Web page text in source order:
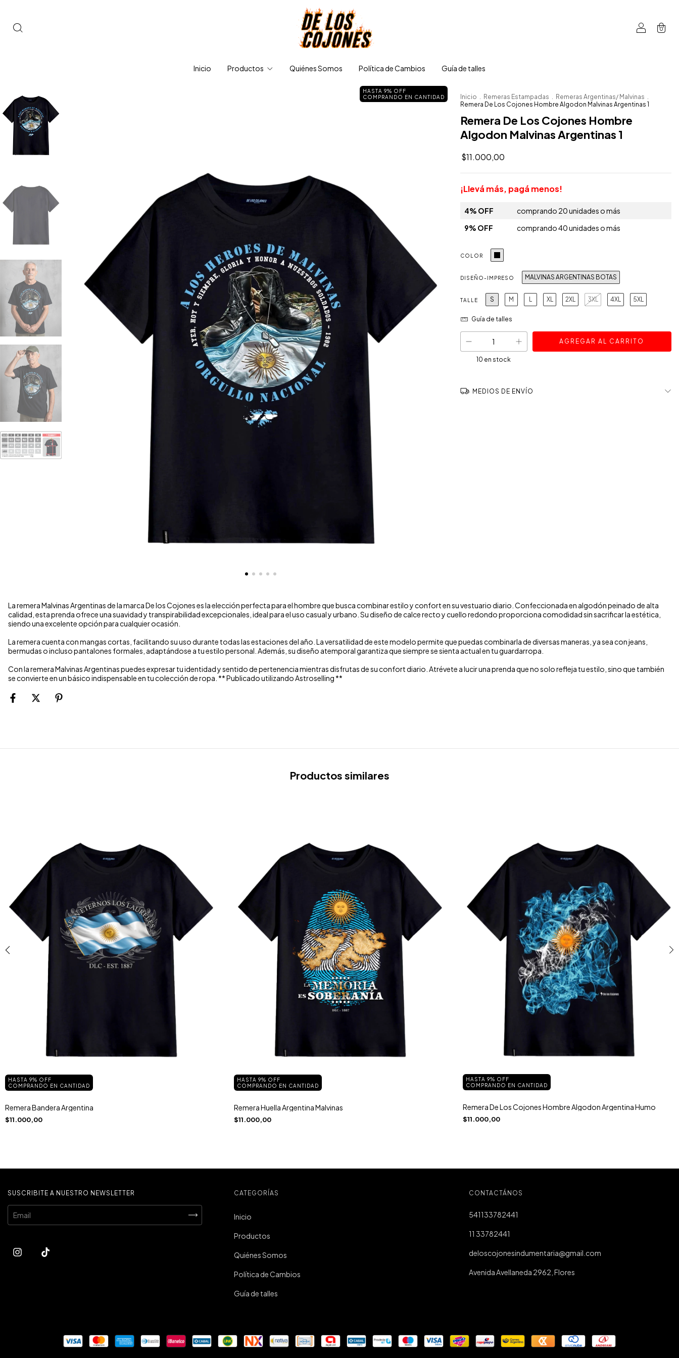
0
Inicio Productos Quiénes Somos Política de Cambios Guía de talles
HASTA 9% OFF
COMPRANDO EN CANTIDAD
Inicio . Remeras Estampadas . Remeras Argentinas/ Malvinas .
Remera De Los Cojones Hombre Algodon Malvinas Argentinas 1
Remera De Los Cojones Hombre
Algodon Malvinas Argentinas 1
$11.000,00
¡Llevá más, pagá menos!
4% OFF
comprando 20 unidades o más
9% OFF
comprando 40 unidades o más
COLOR
DISEÑO-IMPRESO MALVINAS ARGENTINAS BOTAS
TALLE S M L XL 2XL 3XL 4XL 5XL
Guía de talles
10 en stock
MEDIOS DE ENVÍO
La remera Malvinas Argentinas de la marca De los Cojones es la elección perfecta para el hombre que busca combinar estilo y confort en su vestuario diario. Confeccionada en algodón peinado de alta
calidad, esta prenda ofrece una suavidad y transpirabilidad excepcionales, ideal para el uso casual y urbano. Su diseño de calce recto y cuello redondo proporciona comodidad sin sacrificar la estética,
siendo una excelente opción para cualquier ocasión.
La remera cuenta con mangas cortas, facilitando su uso durante todas las estaciones del año. La versatilidad de este modelo permite que puedas combinarla de diversas maneras, ya sea con jeans,
bermudas o incluso pantalones formales, adaptándose a tu estilo personal. Además, su diseño atemporal garantiza que siempre se sienta actual en tu guardarropa.
Con la remera Malvinas Argentinas puedes expresar tu identidad y sentido de pertenencia mientras disfrutas de su confort diario. Atrévete a lucir una prenda que no solo refleja tu estilo, sino que también
se convierte en un básico indispensable en tu colección de ropa. ** Publicado utilizando Astroselling **
Productos similares
HASTA 9% OFF
COMPRANDO EN CANTIDAD
Remera Bandera Argentina
$11.000,00
HASTA 9% OFF
COMPRANDO EN CANTIDAD
Remera Huella Argentina Malvinas
$11.000,00
HASTA 9% OFF
COMPRANDO EN CANTIDAD
Remera De Los Cojones Hombre Algodon Argentina Humo
$11.000,00
SUSCRIBITE A NUESTRO NEWSLETTER CATEGORÍAS
Inicio
Productos
Quiénes Somos
Política de Cambios
Guía de talles
CONTACTÁNOS
541133782441
11 33782441
deloscojonesindumentaria@gmail.com
Avenida Avellaneda 2962, Flores